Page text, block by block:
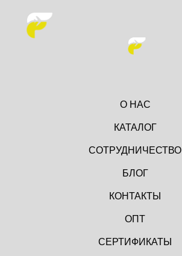
О НАС
КАТАЛОГ
СОТРУДНИЧЕСТВО
БЛОГ
КОНТАКТЫ
ОПТ
СЕРТИФИКАТЫ